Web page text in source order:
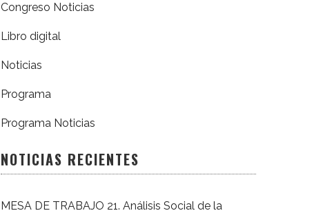
Congreso Noticias
Libro digital
Noticias
Programa
Programa Noticias
NOTICIAS RECIENTES
MESA DE TRABAJO 21. Análisis Social de la